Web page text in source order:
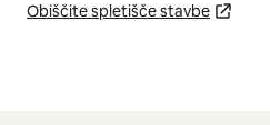
Obiščite spletišče stavbe